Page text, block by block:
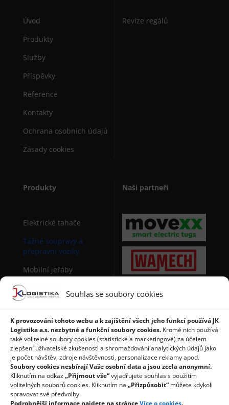
Souhlas se soubory cookies
K provozování tohoto webu a k zajištění všech jeho funkcí používá JK
Logistika a.s. nezbytné a funkční soubory cookies. Kromě nich používá
také volitelné soubory cookies (statistické a marketingové) za účelem
zlepšení uživatelské zkušenosti a shromažďování analytických údajů jako
je počet návštěv, zdroje návštěvnosti, personalizace reklamy apod.
Soubory cookies nesbírají Vaše osobní data a jsou zcela anonymní.
Kliknutím na odkaz„Přijmout vše“vyjadřujete souhlas s použitím
volitelných souborů cookies. Kliknutím na „Přizpůsobit“ můžete kdykoli
spravovat své předvolby.
Podrobnější informace najdete na stránceVíce o cookies.
Úvod
Produkty
Služby
Příspěvky
Reference
Kontakty
Ochrana osobních údajů
Zásady cookies
Revize regálů
Produkty
Elektrické tahače
Tažné soupravy a
přepravní vozíky
Mobilní jeřáby
Sudová manipulační
technika
Stohovače palet
Regály a použité regály
Naši partneři